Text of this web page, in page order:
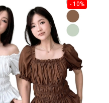
- 10%